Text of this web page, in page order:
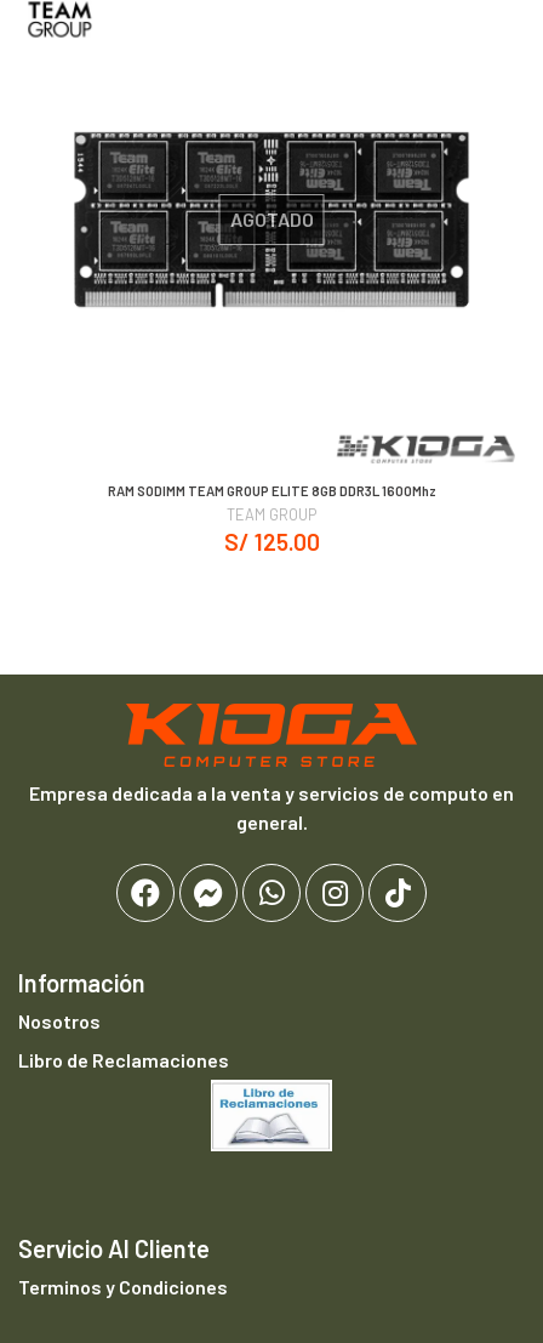
AGOTADO
RAM SODIMM TEAM GROUP ELITE 8GB DDR3L 1600Mhz
TEAM GROUP
S/ 125.00
Empresa dedicada a la venta y servicios de computo en
general.
Información
Nosotros
Libro de Reclamaciones
Servicio Al Cliente
Terminos y Condiciones